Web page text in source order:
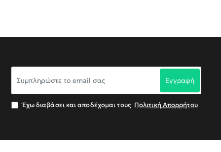
το
σας
Εγγραφή
Έχω διαβάσει και αποδέχομαι τους Πολιτική Απορρήτου